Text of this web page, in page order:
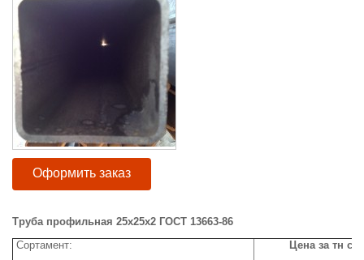
Оформить заказ
Труба профильная 25х25х2 ГОСТ 13663-86
Сортамент:
Цена за тн с